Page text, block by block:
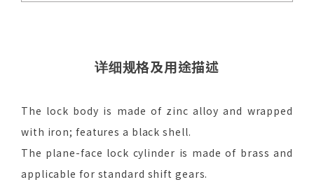
详细规格及用途描述
The lock body is made of zinc alloy and wrapped
with iron; features a black shell.
The plane-face lock cylinder is made of brass and
applicable for standard shift gears.